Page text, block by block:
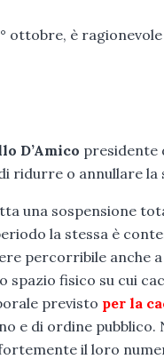
ottobre, è ragionevole
D’Amico presidente
ridurre o annullare
una sospensione
la stessa è
percorribile anche
spazio fisico su cui
previsto per la
e di ordine
il loro